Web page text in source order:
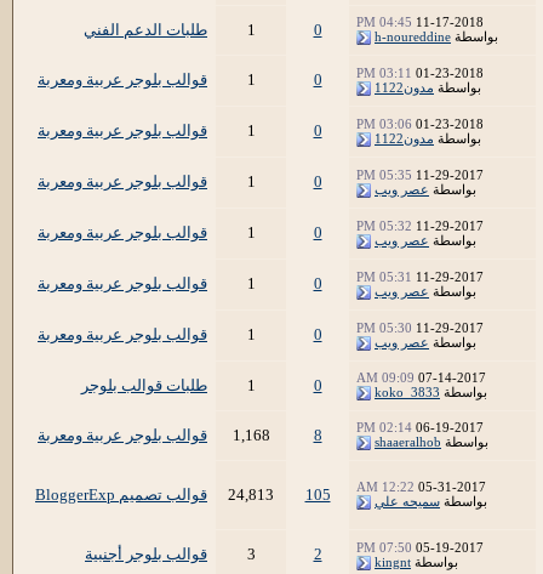
11-17-2018
04:45 PM
بواسطة h-noureddine
0
1 طلبات الدعم الفني
01-23-2018
03:11 PM
بواسطة مدون1122 0
1 قوالب بلوجر عربية ومعربة
01-23-2018
03:06 PM
بواسطة مدون1122 0
1 قوالب بلوجر عربية ومعربة
11-29-2017
05:35 PM
بواسطة عصر ويب 0
1 قوالب بلوجر عربية ومعربة
11-29-2017
05:32 PM
بواسطة عصر ويب 0
1 قوالب بلوجر عربية ومعربة
11-29-2017
05:31 PM
بواسطة عصر ويب 0
1 قوالب بلوجر عربية ومعربة
11-29-2017
05:30 PM
بواسطة عصر ويب 0
1 قوالب بلوجر عربية ومعربة
07-14-2017
09:09 AM
بواسطة koko_3833
0
1 طلبات قوالب بلوجر
06-19-2017
02:14 PM
بواسطة shaaeralhob
8
1,168 قوالب بلوجر عربية ومعربة
05-31-2017
12:22 AM
بواسطة سميحه علي 105
24,813 قوالب تصميم BloggerExp
05-19-2017
07:50 PM
بواسطة kingnt
2
3 قوالب بلوجر أجنبية